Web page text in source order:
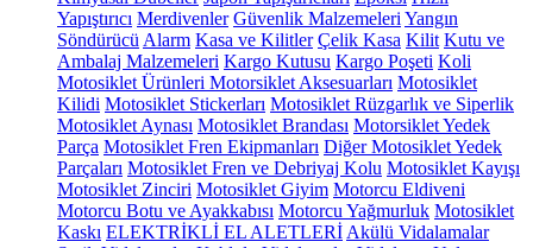
Yapıştırıcı Merdivenler Güvenlik Malzemeleri Yangın
Söndürücü Alarm Kasa ve Kilitler Çelik Kasa Kilit Kutu ve
Ambalaj Malzemeleri Kargo Kutusu Kargo Poşeti Koli
Motosiklet Ürünleri Motorsiklet Aksesuarları Motosiklet
Kilidi Motosiklet Stickerları Motosiklet Rüzgarlık ve Siperlik
Motosiklet Aynası Motosiklet Brandası Motorsiklet Yedek
Parça Motosiklet Fren Ekipmanları Diğer Motosiklet Yedek
Parçaları Motosiklet Fren ve Debriyaj Kolu Motosiklet Kayışı
Motosiklet Zinciri Motosiklet Giyim Motorcu Eldiveni
Motorcu Botu ve Ayakkabısı Motorcu Yağmurluk Motosiklet
Kaskı ELEKTRİKLİ EL ALETLERİ Akülü Vidalamalar